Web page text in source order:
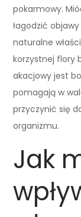
pokarmowy.
łagodzić
naturalne
korzystnej flory
akacjowy jest
pomagają w
przyczynić się
organizmu.
Jak